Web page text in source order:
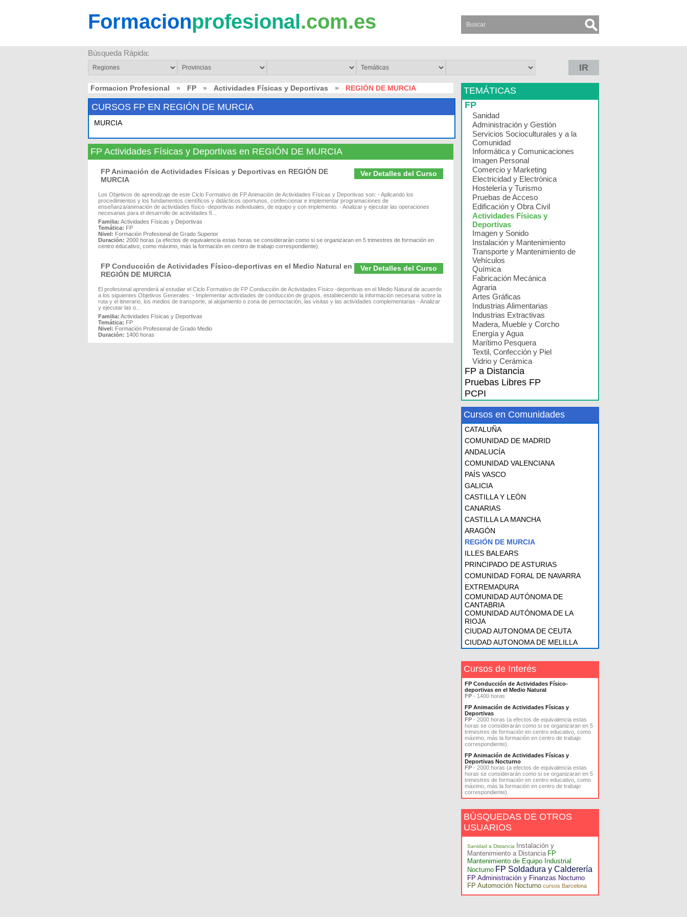
Formacionprofesional.com.es
Búsqueda Rápida:
IR
Formacion Profesional » FP » Actividades Físicas y Deportivas » REGIÓN DE MURCIA
CURSOS FP EN REGIÓN DE MURCIA
MURCIA
FP Actividades Físicas y Deportivas en REGIÓN DE MURCIA
Ver Detalles del Curso
FP Animación de Actividades Físicas y Deportivas en REGIÓN DE
MURCIA
Los Objetivos de aprendizaje de este Ciclo Formativo de FP Animación de Actividades Físicas y Deportivas son: - Aplicando los
procedimientos y los fundamentos científicos y didácticos oportunos, confeccionar e implementar programaciones de
enseñanza/animación de actividades físico -deportivas individuales, de equipo y con implemento. - Analizar y ejecutar las operaciones
necesarias para el desarrollo de actividades fí...
Familia: Actividades Físicas y Deportivas
Temática: FP
Nivel: Formación Profesional de Grado Superior
Duración: 2000 horas (a efectos de equivalencia estas horas se considerarán como si se organizaran en 5 trimestres de formación en
centro educativo, como máximo, más la formación en centro de trabajo correspondiente).
Ver Detalles del Curso
FP Conducción de Actividades Físico-deportivas en el Medio Natural en
REGIÓN DE MURCIA
El profesional aprenderá al estudiar el Ciclo Formativo de FP Conducción de Actividades Físico -deportivas en el Medio Natural de acuerdo
a los siguientes Objetivos Generales: - Implementar actividades de conducción de grupos, estableciendo la información necesaria sobre la
ruta y el itinerario, los medios de transporte, al alojamiento o zona de pernoctación, las visitas y las actividades complementarias - Analizar
y ejecutar las o...
Familia: Actividades Físicas y Deportivas
Temática: FP
Nivel: Formación Profesional de Grado Medio
Duración: 1400 horas
TEMÁTICAS
FP
Sanidad
Administración y Gestión
Servicios Socioculturales y a la
Comunidad
Informática y Comunicaciones
Imagen Personal
Comercio y Marketing
Electricidad y Electrónica
Hostelería y Turismo
Pruebas de Acceso
Edificación y Obra Civil
Actividades Físicas y
Deportivas
Imagen y Sonido
Instalación y Mantenimiento
Transporte y Mantenimiento de
Vehículos
Química
Fabricación Mecánica
Agraria
Artes Gráficas
Industrias Alimentarias
Industrias Extractivas
Madera, Mueble y Corcho
Energía y Agua
Marítimo Pesquera
Textil, Confección y Piel
Vidrio y Cerámica
FP a Distancia
Pruebas Libres FP
PCPI
Cursos en Comunidades
CATALUÑA
COMUNIDAD DE MADRID
ANDALUCÍA
COMUNIDAD VALENCIANA
PAÍS VASCO
GALICIA
CASTILLA Y LEÓN
CANARIAS
CASTILLA LA MANCHA
ARAGÓN
REGIÓN DE MURCIA
ILLES BALEARS
PRINCIPADO DE ASTURIAS
COMUNIDAD FORAL DE NAVARRA
EXTREMADURA
COMUNIDAD AUTÓNOMA DE
CANTABRIA
COMUNIDAD AUTÓNOMA DE LA
RIOJA
CIUDAD AUTONOMA DE CEUTA
CIUDAD AUTONOMA DE MELILLA
Cursos de Interés
FP Conducción de Actividades Físico-
deportivas en el Medio Natural
FP - 1400 horas
FP Animación de Actividades Físicas y
Deportivas
FP - 2000 horas (a efectos de equivalencia estas
horas se considerarán como si se organizaran en 5
trimestres de formación en centro educativo, como
máximo, más la formación en centro de trabajo
correspondiente).
FP Animación de Actividades Físicas y
Deportivas Nocturno
FP - 2000 horas (a efectos de equivalencia estas
horas se considerarán como si se organizaran en 5
trimestres de formación en centro educativo, como
máximo, más la formación en centro de trabajo
correspondiente).
BÚSQUEDAS DE OTROS
USUARIOS
Sanidad a Distancia
Instalación y
Mantenimiento a Distancia FP
Mantenimiento de Equipo Industrial
Nocturno FP Soldadura y Calderería
FP Administración y Finanzas Nocturno
FP Automoción Nocturno cursos Barcelona